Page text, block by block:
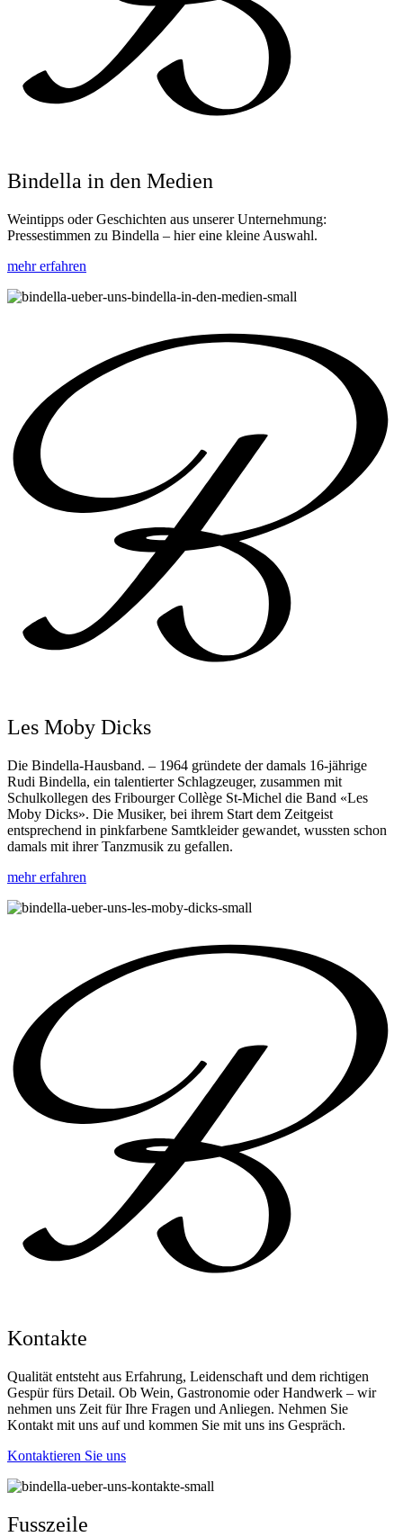
Bindella in den Medien
Weintipps oder Geschichten aus unserer Unternehmung:
Pressestimmen zu Bindella – hier eine kleine Auswahl.
mehr erfahren
Les Moby Dicks
Die Bindella-Hausband. – 1964 gründete der damals 16-jährige
Rudi Bindella, ein talentierter Schlagzeuger, zusammen mit
Schulkollegen des Fribourger Collège St-Michel die Band «Les
Moby Dicks». Die Musiker, bei ihrem Start dem Zeitgeist
entsprechend in pinkfarbene Samtkleider gewandet, wussten schon
damals mit ihrer Tanzmusik zu gefallen.
mehr erfahren
Kontakte
Qualität entsteht aus Erfahrung, Leidenschaft und dem richtigen
Gespür fürs Detail. Ob Wein, Gastronomie oder Handwerk – wir
nehmen uns Zeit für Ihre Fragen und Anliegen. Nehmen Sie
Kontakt mit uns auf und kommen Sie mit uns ins Gespräch.
Kontaktieren Sie uns
Fusszeile